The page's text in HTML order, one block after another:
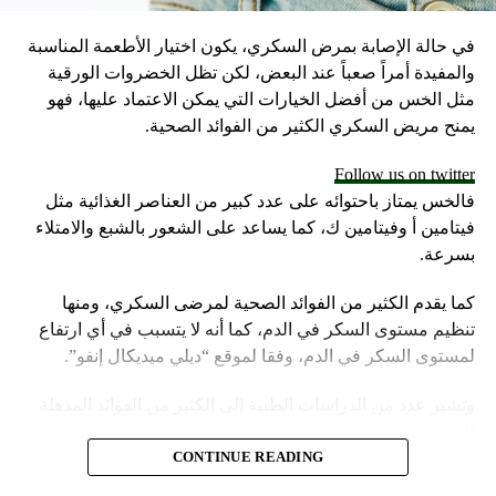
في حالة الإصابة بمرض السكري، يكون اختيار الأطعمة المناسبة
والمفيدة أمراً صعباً عند البعض، لكن تظل الخضروات الورقية
مثل الخس من أفضل الخيارات التي يمكن الاعتماد عليها، فهو
يمنح مريض السكري الكثير من الفوائد الصحية.
Follow us on twitter
فالخس يمتاز باحتوائه على عدد كبير من العناصر الغذائية مثل
فيتامين أ وفيتامين ك، كما يساعد على الشعور بالشبع والامتلاء
بسرعة.
كما يقدم الكثير من الفوائد الصحية لمرضى السكري، ومنها
تنظيم مستوى السكر في الدم، كما أنه لا يتسبب في أي ارتفاع
لمستوى السكر في الدم، وفقا لموقع “ديلي ميديكال إنفو”.
تناول الخس يساعد على الوقاية من الإصابة بمرض السكري من
CONTINUE READING